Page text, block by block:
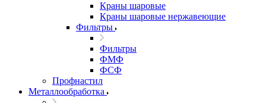
Краны шаровые
Краны шаровые нержавеющие
Фильтры
Фильтры
ФМФ
ФСФ
Профнастил
Металлообработка